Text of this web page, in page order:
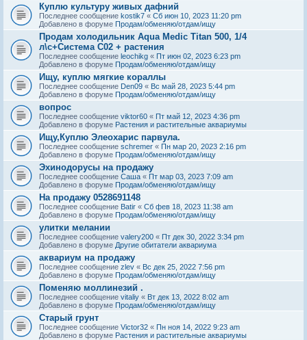
Куплю культуру живых дафний
Последнее сообщение kostik7 « Сб июн 10, 2023 11:20 pm
Добавлено в форуме Продам/обменяю/отдам/ищу
Продам холодильник Aqua Medic Titan 500, 1/4
л\с+Система С02 + растения
Последнее сообщение leochikg « Пт июн 02, 2023 6:23 pm
Добавлено в форуме Продам/обменяю/отдам/ищу
Ищу, куплю мягкие кораллы
Последнее сообщение Den09 « Вс май 28, 2023 5:44 pm
Добавлено в форуме Продам/обменяю/отдам/ищу
вопрос
Последнее сообщение viktor60 « Пт май 12, 2023 4:36 pm
Добавлено в форуме Растения и растительные аквариумы
Ищу,Куплю Элеохарис парвула.
Последнее сообщение schremer « Пн мар 20, 2023 2:16 pm
Добавлено в форуме Продам/обменяю/отдам/ищу
Эхинодорусы на продажу
Последнее сообщение Саша « Пт мар 03, 2023 7:09 am
Добавлено в форуме Продам/обменяю/отдам/ищу
На продажу 0528691148
Последнее сообщение Batir « Сб фев 18, 2023 11:38 am
Добавлено в форуме Продам/обменяю/отдам/ищу
улитки мелании
Последнее сообщение valery200 « Пт дек 30, 2022 3:34 pm
Добавлено в форуме Другие обитатели аквариума
аквариум на продажу
Последнее сообщение zlev « Вс дек 25, 2022 7:56 pm
Добавлено в форуме Продам/обменяю/отдам/ищу
Поменяю моллинезий .
Последнее сообщение vitaliy « Вт дек 13, 2022 8:02 am
Добавлено в форуме Продам/обменяю/отдам/ищу
Старый грунт
Последнее сообщение Victor32 « Пн ноя 14, 2022 9:23 am
Добавлено в форуме Растения и растительные аквариумы